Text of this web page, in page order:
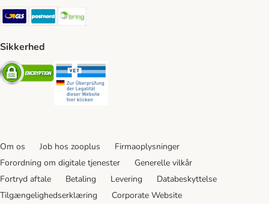
GLS Shipping Method
Postnord Shipping Method
Sikkerhed
Security
Om os Job hos zooplus
Firmaoplysninger
Forordning om digitale tjenester
Generelle vilkår
Fortryd aftale
Betaling Levering
Databeskyttelse
Tilgængelighedserklæring
Corporate Website